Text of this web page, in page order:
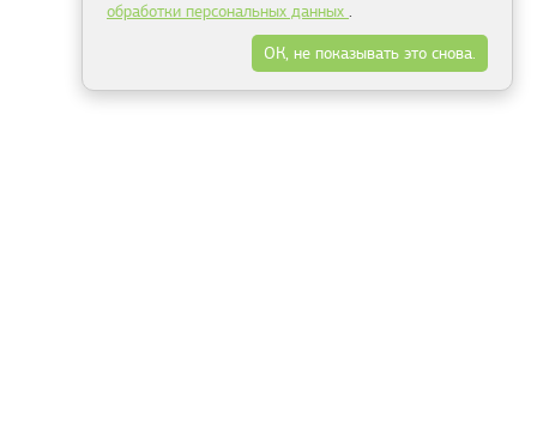
обработки персональных данных .
ОК, не показывать это снова.